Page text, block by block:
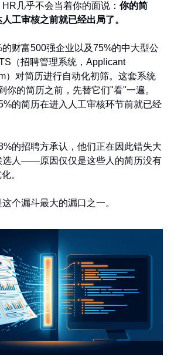
几乎不会当着你的面说： 你的简
工审核之前就已经出局了。
的财富500强企业以及75%的中大型公
（招聘管理系统，Applicant
）对简历进行自动化初筛。这套系统
你的简历之前，先替它们"看"一遍。
的简历在进入人工审核环节前就已经
的招聘方承认，他们正在因此错失大
选人——原因仅仅是这些人的简历没有
。
个漏斗最大的漏口之一。